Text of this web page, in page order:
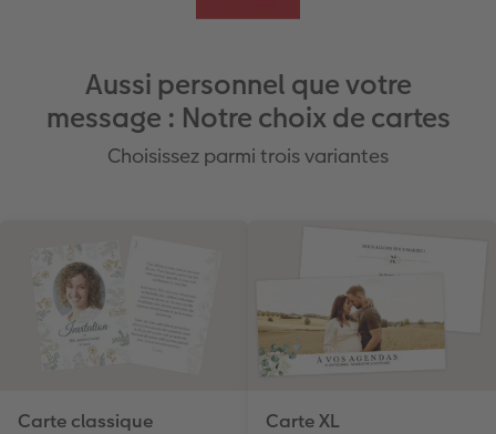
Aussi personnel que votre
message : Notre choix de cartes
Choisissez parmi trois variantes
Carte classique Carte XL